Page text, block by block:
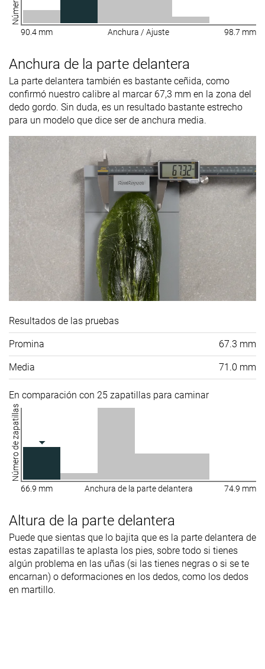
90.4 mm Anchura / Ajuste 98.7 mm
Anchura de la parte delantera
La parte delantera también es bastante ceñida, como
confirmó nuestro calibre al marcar 67,3 mm en la zona del
dedo gordo. Sin duda, es un resultado bastante estrecho
para un modelo que dice ser de anchura media.
Resultados de las pruebas
Promina 67.3 mm
Media 71.0 mm
En comparación con 25 zapatillas para caminar
Número de zapatillas
66.9 mm Anchura de la parte delantera 74.9 mm
Altura de la parte delantera
Puede que sientas que lo bajita que es la parte delantera de
estas zapatillas te aplasta los pies, sobre todo si tienes
algún problema en las uñas (si las tienes negras o si se te
encarnan) o deformaciones en los dedos, como los dedos
en martillo.